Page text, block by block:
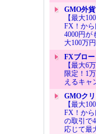
GMO外貨
【最大
FX！か
4000円が
大100万
FXブロー
【最大6
限定！1
えるキャ
GMOク
【最大
FX！か
の取引で
応じて最